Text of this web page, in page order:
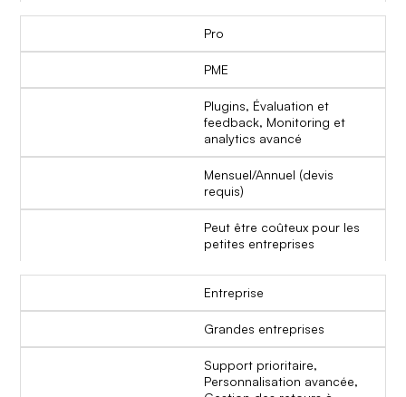
Pro
PME
Plugins, Évaluation et
feedback, Monitoring et
analytics avancé
Mensuel/Annuel (devis
requis)
Peut être coûteux pour les
petites entreprises
Entreprise
Grandes entreprises
Support prioritaire,
Personnalisation avancée,